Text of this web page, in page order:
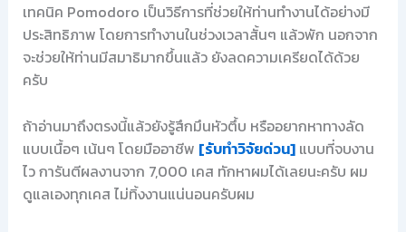
เทคนิค Pomodoro เป็นวิธีการที่ช่วยให้ท่านทำงานได้อย่างมี
ประสิทธิภาพ โดยการทำงานในช่วงเวลาสั้นๆ แล้วพัก นอกจาก
จะช่วยให้ท่านมีสมาธิมากขึ้นแล้ว ยังลดความเครียดได้ด้วย
ครับ
ถ้าอ่านมาถึงตรงนี้แล้วยังรู้สึกมึนหัวตึ้บ หรืออยากหาทางลัด
แบบเนื้อๆ เน้นๆ โดยมืออาชีพ [รับทำวิจัยด่วน]แบบที่จบงาน
ไว การันตีผลงานจาก 7,000 เคส ทักหาผมได้เลยนะครับ ผม
ดูแลเองทุกเคส ไม่ทิ้งงานแน่นอนครับผม